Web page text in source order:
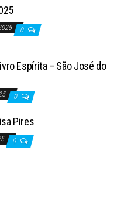
0
Espírita – São José do
0
Pires
0